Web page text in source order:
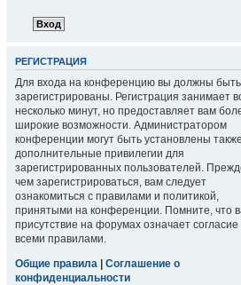
РЕГИСТРАЦИЯ
Для входа на конференцию вы должны быть
зарегистрированы. Регистрация занимает
несколько минут, но предоставляет вам
широкие возможности. Администратором
конференции могут быть установлены также
дополнительные привилегии для
зарегистрированных пользователей.
чем зарегистрироваться, вам следует
ознакомиться с правилами и политикой,
принятыми на конференции. Помните, что
присутствие на форумах означает согласие
всеми правилами.
Общие правила | Соглашение о
конфиденциальности